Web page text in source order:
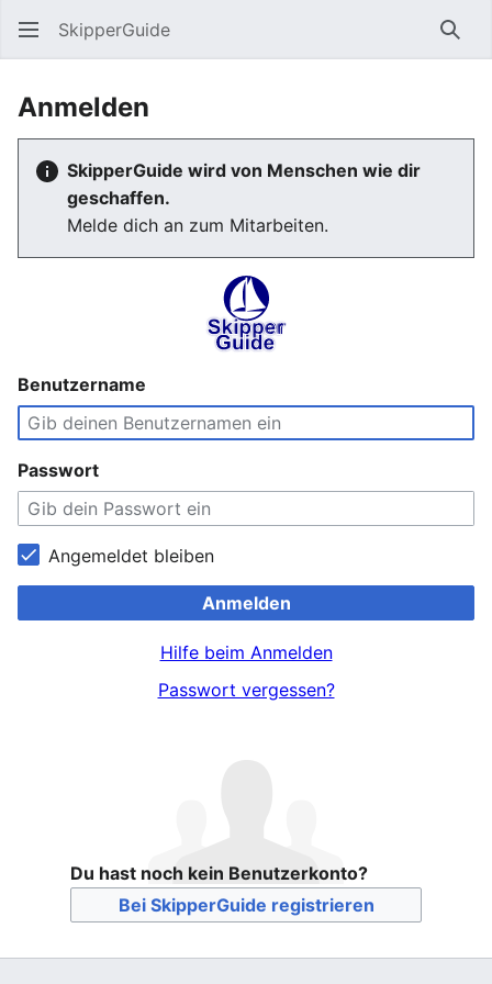
SkipperGuide
Anmelden
SkipperGuide wird von Menschen wie dir
geschaffen.
Melde dich an zum Mitarbeiten.
Benutzername
Passwort
Angemeldet bleiben
Anmelden
Hilfe beim Anmelden
Passwort vergessen?
Du hast noch kein Benutzerkonto?
Bei SkipperGuide registrieren